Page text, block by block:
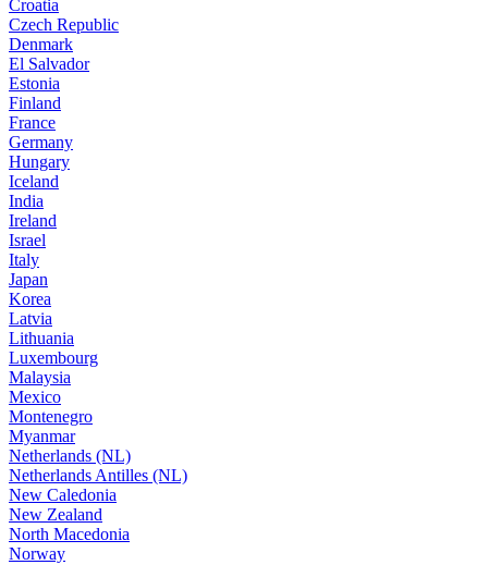
Croatia
Czech Republic
Denmark
El Salvador
Estonia
Finland
France
Germany
Hungary
Iceland
India
Ireland
Israel
Italy
Japan
Korea
Latvia
Lithuania
Luxembourg
Malaysia
Mexico
Montenegro
Myanmar
Netherlands (NL)
Netherlands Antilles (NL)
New Caledonia
New Zealand
North Macedonia
Norway